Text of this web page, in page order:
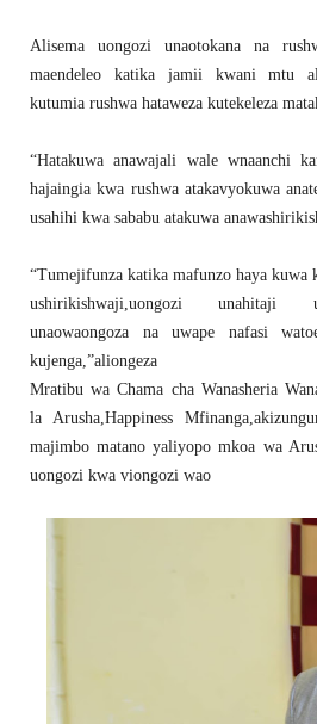
Alisema uongozi unaotokana na
maendeleo katika jamii kwani mtu
kutumia rushwa hataweza kutekeleza
“Hatakuwa anawajali wale wnaanchi
hajaingia kwa rushwa atakavyokuwa
usahihi kwa sababu atakuwa
“Tumejifunza katika mafunzo haya kuwa
ushirikishwaji,uongozi unahitaji
unaowaongoza na uwape nafasi
kujenga,”aliongeza
Mratibu wa Chama cha Wanasheria
la Arusha,Happiness
majimbo matano yaliyopo mkoa wa
uongozi kwa viongozi wao